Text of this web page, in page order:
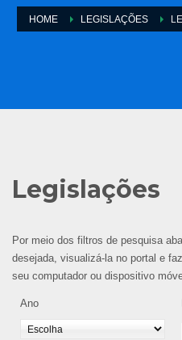
HOME LEGISLAÇÕES
Legislações
Por meio dos filtros de pesquisa
desejada, visualizá-la no portal e
seu computador ou dispositivo
Ano